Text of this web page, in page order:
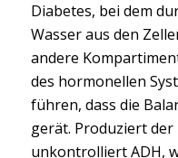
Diabetes, bei dem
Wasser aus den
andere
des hormonellen
führen, dass die
gerät. Produziert
unkontrolliert ADH,